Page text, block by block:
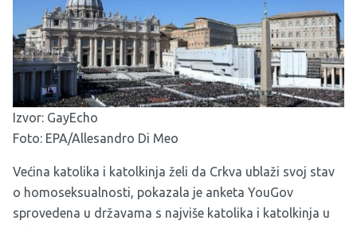
Izvor: GayEcho
Foto: EPA/Allesandro Di Meo
Većina katolika i katolkinja želi da Crkva ublaži svoj stav
o homoseksualnosti, pokazala je anketa YouGov
sprovedena u državama s najviše katolika i katolkinja u